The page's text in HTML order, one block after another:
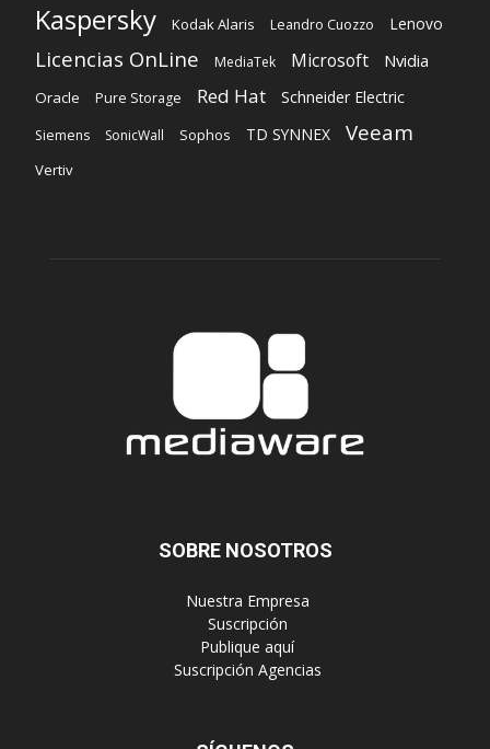
Kaspersky Kodak Alaris Leandro Cuozzo Lenovo
Licencias OnLine MediaTek Microsoft Nvidia
Oracle Pure Storage Red Hat Schneider Electric
Siemens SonicWall Sophos TD SYNNEX Veeam
Vertiv
SOBRE NOSOTROS
‎ Nuestra Empresa
‎ Suscripción
‎ Publique aquí
‎ Suscripción Agencias